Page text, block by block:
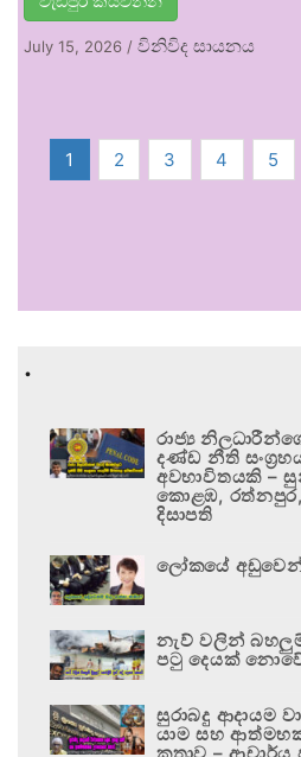
July 15, 2026 / විනිවිද සායනය
1 2 3 4 5
.
රාජ්‍ය
දණ්ඩ නීති
අවභාවිතයකි –
කොළඹ, රත්නපුර,
දිසාපති
ලෝකයේ
නැව් වලින්
පටු දෙයක්
සුරාබදු ආදායම
යාම සහ